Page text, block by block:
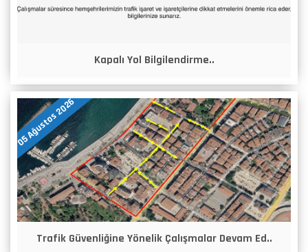
Kapalı Yol Bilgilendirme..
05 Ağustos 2026
Trafik Güvenliğine Yönelik Çalışmalar Devam Ed..